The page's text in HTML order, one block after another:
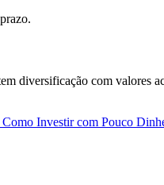
diversificação com valores
Como Investir com Pouco